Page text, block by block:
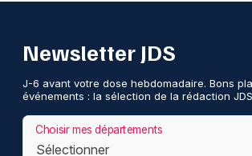
Newsletter JDS
J-6 avant votre dose hebdomadaire. Bons
événements : la sélection de la rédaction
Choisir mes départements